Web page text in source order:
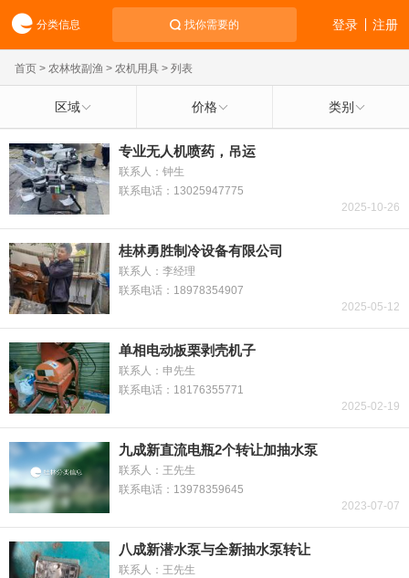
分类信息 找你需要的 注册
登录
首页 > 农林牧副渔 > 农机用具 > 列表
区域 价格 类别
专业无人机喷药，吊运
联系人：钟生
联系电话：13025947775
2025-10-26
桂林勇胜制冷设备有限公司
联系人：李经理
联系电话：18978354907
2025-05-12
单相电动板栗剥壳机子
联系人：申先生
联系电话：18176355771
2025-02-19
九成新直流电瓶2个转让加抽水泵
联系人：王先生
联系电话：13978359645
2023-07-07
八成新潜水泵与全新抽水泵转让
联系人：王先生